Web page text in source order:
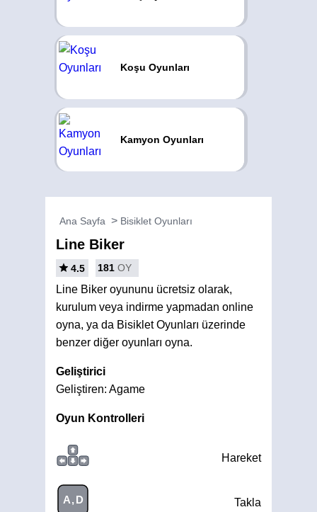
Koşu Oyunları
Kamyon Oyunları
Ana Sayfa Bisiklet Oyunları
Line Biker
4.5 181 OY
Line Biker oyununu ücretsiz olarak,
kurulum veya indirme yapmadan online
oyna, ya da Bisiklet Oyunları üzerinde
benzer diğer oyunları oyna.
Geliştirici
Geliştiren: Agame
Oyun Kontrolleri
Hareket
A,D Takla